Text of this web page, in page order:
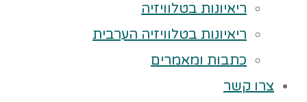
ריאיונות בטלוויזיה
ריאיונות בטלוויזיה הערבית
כתבות ומאמרים
צרו קשר